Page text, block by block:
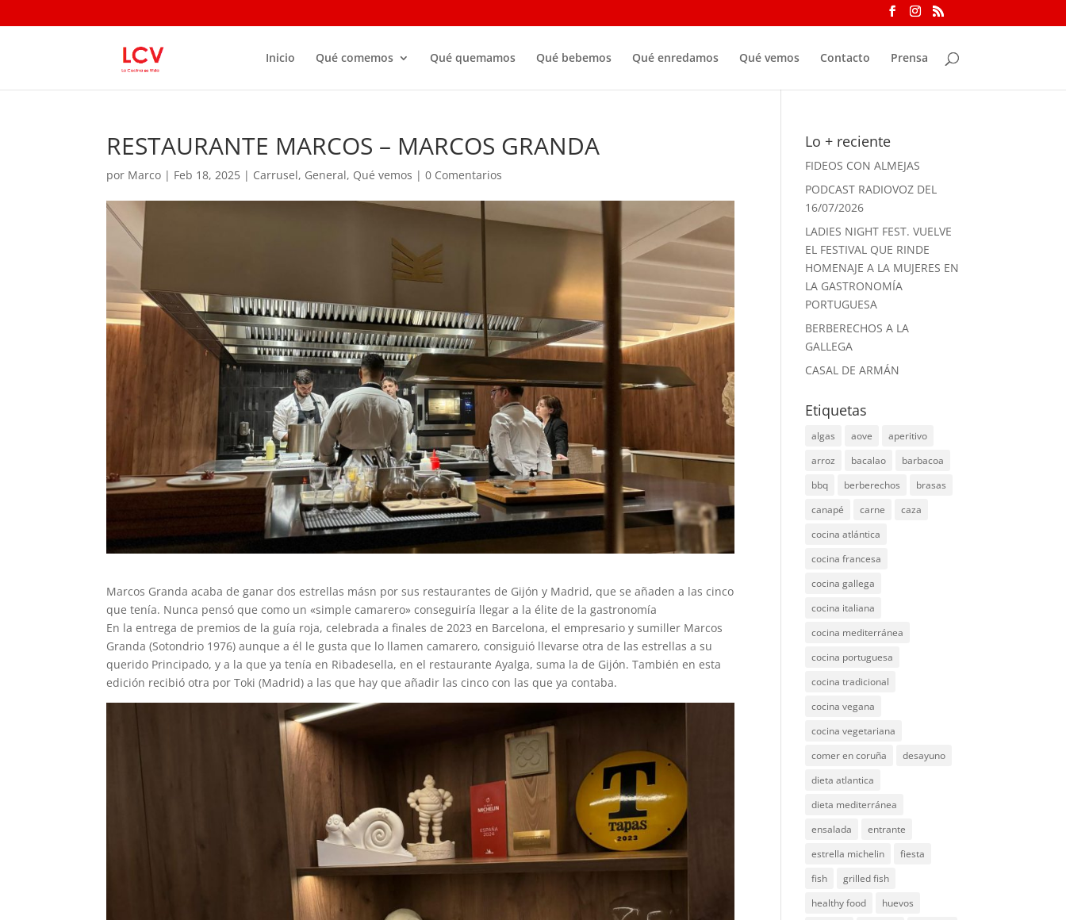
Inicio Qué comemos Qué quemamos Qué bebemos Qué enredamos Qué vemos Contacto Prensa
RESTAURANTE MARCOS – MARCOS GRANDA
por Marco | Feb 18, 2025 | Carrusel, General, Qué vemos |0 Comentarios
Marcos Granda acaba de ganar dos estrellas másn por sus restaurantes de Gijón y Madrid, que se añaden a las cinco
que tenía. Nunca pensó que como un «simple camarero» conseguiría llegar a la élite de la gastronomía
En la entrega de premios de la guía roja, celebrada a finales de 2023 en Barcelona, el empresario y sumiller Marcos
Granda (Sotondrio 1976) aunque a él le gusta que lo llamen camarero, consiguió llevarse otra de las estrellas a su
querido Principado, y a la que ya tenía en Ribadesella, en el restaurante Ayalga, suma la de Gijón. También en esta
edición recibió otra por Toki (Madrid) a las que hay que añadir las cinco con las que ya contaba.
Lo + reciente
FIDEOS CON ALMEJAS
PODCAST RADIOVOZ DEL
16/07/2026
LADIES NIGHT FEST. VUELVE
EL FESTIVAL QUE RINDE
HOMENAJE A LA MUJERES EN
LA GASTRONOMÍA
PORTUGUESA
BERBERECHOS A LA
GALLEGA
CASAL DE ARMÁN
Etiquetas
algas aove
aperitivo
arroz
bacalao
barbacoa
bbq
berberechos
brasas
canapé
carne
caza
cocina atlántica
cocina francesa
cocina gallega
cocina italiana
cocina mediterránea
cocina portuguesa
cocina tradicional
cocina vegana
cocina vegetariana
comer en coruña
desayuno
dieta atlantica
dieta mediterránea
ensalada
entrante
estrella michelin
fiesta
fish
grilled fish
healthy food
huevos